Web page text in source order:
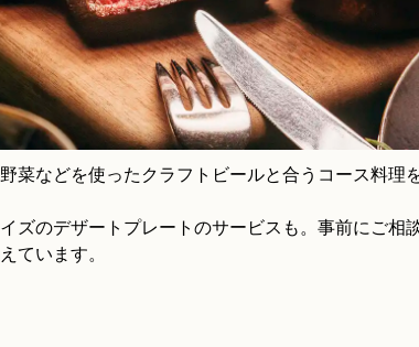
菜などを使ったクラフトビールと合うコース料理
ズのデザートプレートのサービスも。事前にご相
ています。